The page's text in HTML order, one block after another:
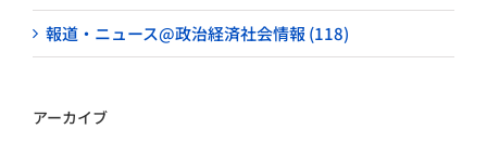
報道・ニュース@政治経済社会情報 (118)
アーカイブ